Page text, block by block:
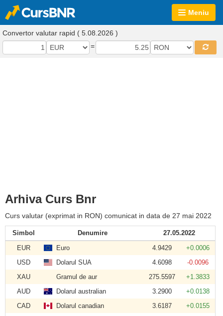
Meniu
Convertor valutar rapid ( 5.08.2026 )
=
Arhiva Curs Bnr
Curs valutar (exprimat in RON) comunicat in data de 27 mai 2022
Simbol Denumire
27.05.2022
EUR
Euro 4.9429
+0.0006
USD
Dolarul SUA 4.6098
-0.0096
XAU
Gramul de aur 275.5597
+1.3833
AUD
Dolarul australian 3.2900
+0.0138
CAD
Dolarul canadian 3.6187
+0.0155